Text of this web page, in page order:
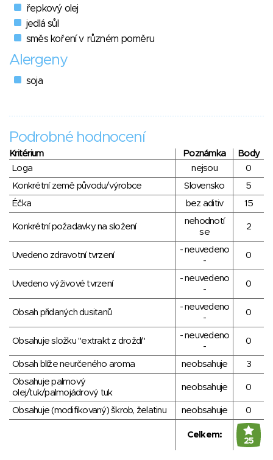
řepkový olej
jedlá sůl
směs koření v různém poměru
Alergeny
soja
Podrobné hodnocení
Kritérium Poznámka
Body
Loga
nejsou
0
Konkrétní země původu/výrobce
Slovensko
5
Éčka
bez aditiv 15
Konkrétní požadavky na složení
nehodnotí
se
2
Uvedeno zdravotní tvrzení
- neuvedeno
-
0
Uvedeno výživové tvrzení
- neuvedeno
-
0
Obsah přidaných dusitanů
- neuvedeno
-
0
Obsahuje složku "extrakt z droždí"
- neuvedeno
-
0
Obsah blíže neurčeného aroma neobsahuje
3
Obsahuje palmový
olej/tuk/palmojádrový tuk
neobsahuje 0
Obsahuje (modifikovaný) škrob, želatinu neobsahuje 0
Celkem:
25